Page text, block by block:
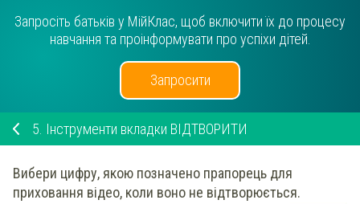
Запросіть батьків у МійКлас, щоб включити їх до процесу
навчання та проінформувати про успіхи дітей.
Запросити
5. Інструменти вкладки ВІДТВОРИТИ
Вибери цифру, якою позначено прапорець для
приховання відео, коли воно не відтворюється.